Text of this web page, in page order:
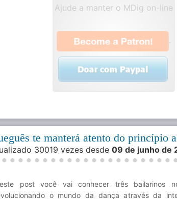
Ajude a manter o MDig on-line
.
te manterá atento do princípio
30019 vezes desde 09 de junho de
post você vai conhecer três bailarinos
o mundo da dança através da